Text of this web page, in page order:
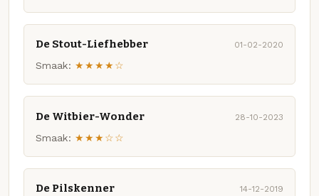
De Stout-Liefhebber 01-02-2020
Smaak: ★★★★☆
De Witbier-Wonder 28-10-2023
Smaak: ★★★☆☆
De Pilskenner 14-12-2019